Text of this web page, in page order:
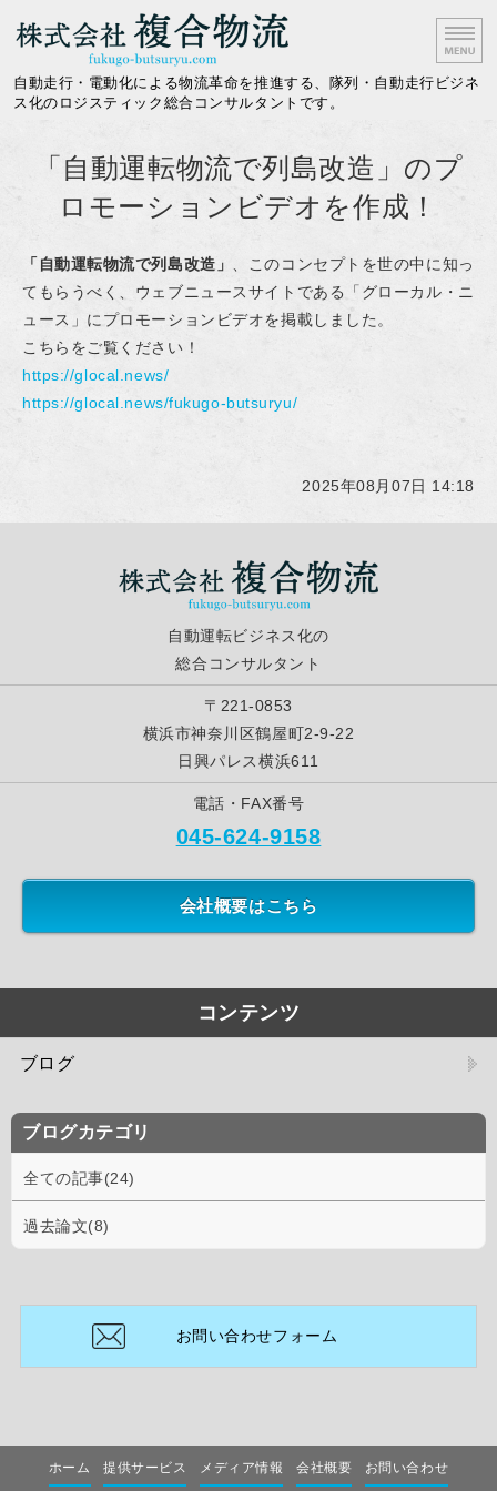
自動走行・電動化による物流革命を推進する、隊列・自動走行ビジネ
ス化のロジスティック総合コンサルタントです。
提供サービス
会社概要
お問い合わせ
「自動運転物流で列島改造」のプ
ロモーションビデオを作成！
「自動運転物流で列島改造」
、このコンセプトを世の中に知っ
てもらうべく、ウェブニュースサイトである「グローカル・ニ
ュース」にプロモーションビデオを掲載しました。
こちらをご覧ください！
https://glocal.news/
https://glocal.news/fukugo-butsuryu/
2025年08月07日 14:18
自動運転ビジネス化の
総合コンサルタント
〒221-0853
横浜市神奈川区鶴屋町2-9-22
日興パレス横浜611
電話・FAX番号
045-624-9158
会社概要はこちら
コンテンツ
ブログ
ブログカテゴリ
全ての記事(24)
過去論文(8)
お問い合わせフォーム
ホーム 提供サービス メディア情報 会社概要 お問い合わせ